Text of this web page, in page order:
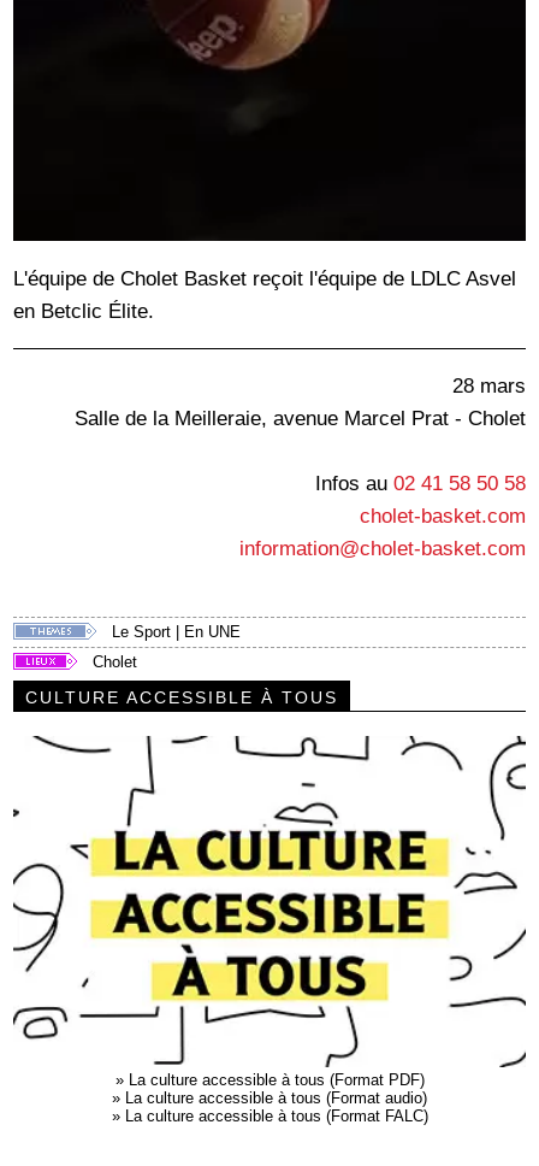
L'équipe de Cholet Basket reçoit l'équipe de LDLC Asvel
en Betclic Élite.
28 mars
Salle de la Meilleraie, avenue Marcel Prat - Cholet
Infos au 02 41 58 50 58
cholet-basket.com
information@cholet-basket.com
Le Sport
En UNE
Cholet
CULTURE ACCESSIBLE À TOUS
»
La culture accessible à tous (Format PDF)
»
La culture accessible à tous (Format audio)
»
La culture accessible à tous (Format FALC)